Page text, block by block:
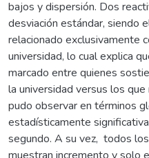
bajos y dispersión. Dos
desviación estándar, siendo
relacionado exclusivamente
universidad, lo cual explica
marcado entre quienes
la universidad versus los que
pudo observar en términos
estadísticamente
segundo. A su vez, todos